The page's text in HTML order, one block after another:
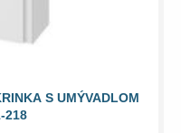
S UMÝVADLOM
218